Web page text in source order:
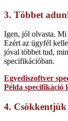
3. Többet
Igen, jól olvasta. Mi
Ezért az ügyfél
jóval többet tud,
specifikációban.
Egyediszoftver
Példa specifikáció
4. Csökkentjük